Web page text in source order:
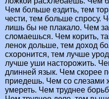
Чем больше ездить, тем
чести, тем больше спросу.
лишь бы не плакало. Чем
сломаешься. Чем корить,
ленок дольше, тем доход
схоронится, тем лучше
лучше уши насторожить.
длинней язык. Чем скорее
приедешь. Чем со слезами
умереть. Чем труднее